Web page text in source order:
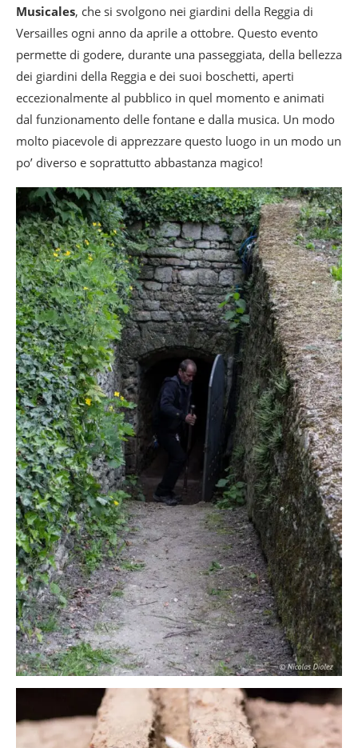
Musicales, che si svolgono nei giardini della Reggia di
Versailles ogni anno da aprile a ottobre. Questo evento
permette di godere, durante una passeggiata, della bellezza
dei giardini della Reggia e dei suoi boschetti, aperti
eccezionalmente al pubblico in quel momento e animati
dal funzionamento delle fontane e dalla musica. Un modo
molto piacevole di apprezzare questo luogo in un modo un
po’ diverso e soprattutto abbastanza magico!